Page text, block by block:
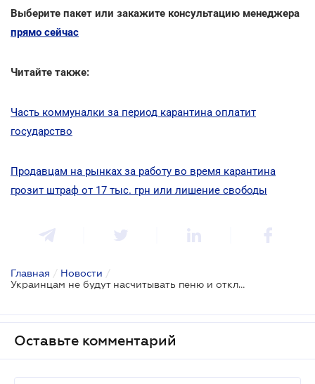
Выберите пакет или закажите консультацию менеджера
прямо сейчас
Читайте также:
Часть коммуналки за период карантина оплатит
государство
Продавцам на рынках за работу во время карантина
грозит штраф от 17 тыс. грн или лишение свободы
Главная / Новости /
Украинцам не будут насчитывать пеню и отключать коммунальные услуги за несвоевременную оплату
Оставьте комментарий